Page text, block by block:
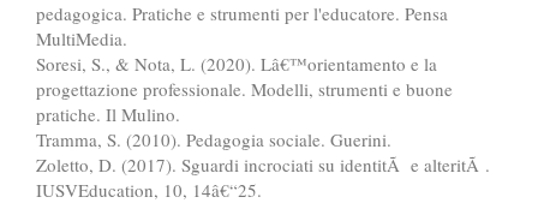
pedagogica. Pratiche e strumenti per l'educatore. Pensa
MultiMedia.
Soresi, S., & Nota, L. (2020). Lâ€™orientamento e la
progettazione professionale. Modelli, strumenti e buone
pratiche. Il Mulino.
Tramma, S. (2010). Pedagogia sociale. Guerini.
Zoletto, D. (2017). Sguardi incrociati su identitÃ e alteritÃ .
IUSVEducation, 10, 14â€“25.